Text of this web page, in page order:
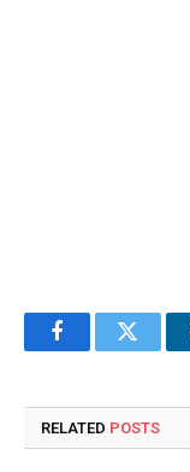
FacebookTwitter
RELATED POSTS